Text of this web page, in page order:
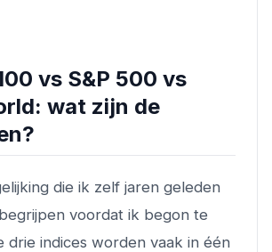
vs S&P 500 vs
wat zijn de
die ik zelf jaren geleden
voordat ik begon te
drie indices worden vaak in één